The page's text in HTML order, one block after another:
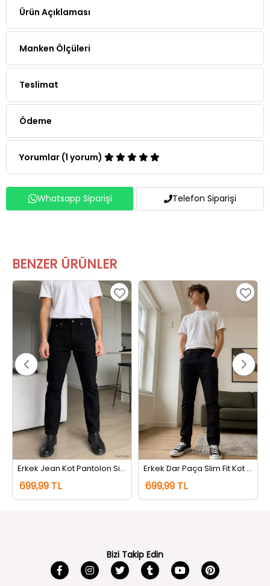
Manken Ölçüleri
Teslimat
Ödeme
Yorumlar (1 yorum)
Erkek Jean Kot Pantolon Siyah
699,99 TL
Erkek Dar Paça Slim Fit Kot Jeans Pantolon Siyah
699,99 TL